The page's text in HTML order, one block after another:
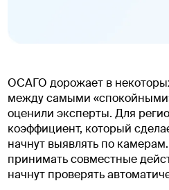
ОСАГО дорожает в
между самыми
оценили эксперты. Для
коэффициент, который
начнут выявлять по
принимать совместные
начнут проверять